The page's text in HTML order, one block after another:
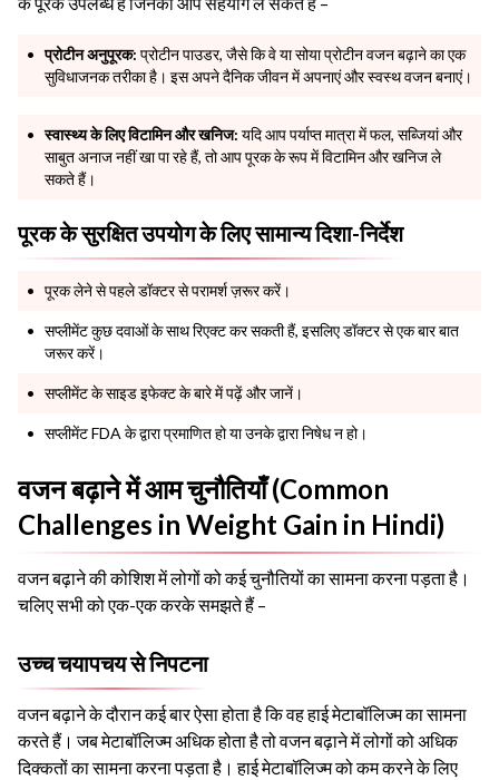
प्रोटीन अनुपूरक: प्रोटीन पाउडर, जैसे कि वे या सोया प्रोटीन वजन बढ़ाने का एक
सुविधाजनक तरीका है। इस अपने दैनिक जीवन में अपनाएं और स्वस्थ वजन बनाएं।
स्वास्थ्य के लिए विटामिन और खनिज: यदि आप पर्याप्त मात्रा में फल, सब्जियां और
साबुत अनाज नहीं खा पा रहे हैं, तो आप पूरक के रूप में विटामिन और खनिज ले
सकते हैं।
पूरक के सुरक्षित उपयोग के लिए सामान्य दिशा-निर्देश
पूरक लेने से पहले डॉक्टर से परामर्श ज़रूर करें।
सप्लीमेंट कुछ दवाओं के साथ रिएक्ट कर सकती हैं, इसलिए डॉक्टर से एक बार बात
जरूर करें।
सप्लीमेंट के साइड इफेक्ट के बारे में पढ़ें और जानें।
सप्लीमेंट FDA के द्वारा प्रमाणित हो या उनके द्वारा निषेध न हो।
वजन बढ़ाने में आम चुनौतियाँ (Common
Challenges in Weight Gain in Hindi)
वजन बढ़ाने की कोशिश में लोगों को कई चुनौतियों का सामना करना पड़ता है।
चलिए सभी को एक-एक करके समझते हैं –
उच्च चयापचय से निपटना
वजन बढ़ाने के दौरान कई बार ऐसा होता है कि वह हाई मेटाबॉलिज्म का सामना
करते हैं। जब मेटाबॉलिज्म अधिक होता है तो वजन बढ़ाने में लोगों को अधिक
दिक्कतों का सामना करना पड़ता है। हाई मेटाबॉलिज्म को कम करने के लिए